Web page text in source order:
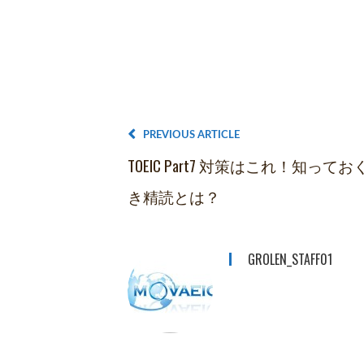
PREVIOUS ARTICLE
TOEIC Part7 対策はこれ！知ってお
き精読とは？
GROLEN_STAFF01